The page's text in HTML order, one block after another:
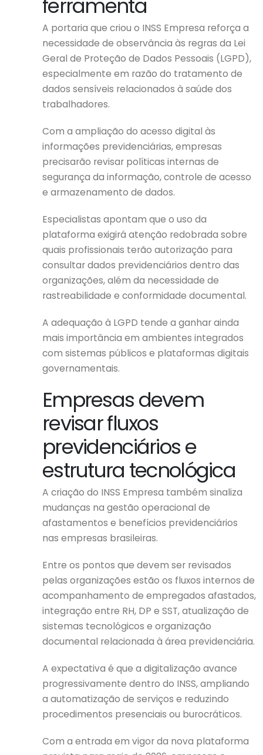
ferramenta
A portaria que criou o INSS Empresa reforça a
necessidade de observância às regras da Lei
Geral de Proteção de Dados Pessoais (LGPD),
especialmente em razão do tratamento de
dados sensíveis relacionados à saúde dos
trabalhadores.
Com a ampliação do acesso digital às
informações previdenciárias, empresas
precisarão revisar políticas internas de
segurança da informação, controle de acesso
e armazenamento de dados.
Especialistas apontam que o uso da
plataforma exigirá atenção redobrada sobre
quais profissionais terão autorização para
consultar dados previdenciários dentro das
organizações, além da necessidade de
rastreabilidade e conformidade documental.
A adequação à LGPD tende a ganhar ainda
mais importância em ambientes integrados
com sistemas públicos e plataformas digitais
governamentais.
Empresas devem
revisar fluxos
previdenciários e
estrutura tecnológica
A criação do INSS Empresa também sinaliza
mudanças na gestão operacional de
afastamentos e benefícios previdenciários
nas empresas brasileiras.
Entre os pontos que devem ser revisados
pelas organizações estão os fluxos internos de
acompanhamento de empregados afastados,
integração entre RH, DP e SST, atualização de
sistemas tecnológicos e organização
documental relacionada à área previdenciária.
A expectativa é que a digitalização avance
progressivamente dentro do INSS, ampliando
a automatização de serviços e reduzindo
procedimentos presenciais ou burocráticos.
Com a entrada em vigor da nova plataforma